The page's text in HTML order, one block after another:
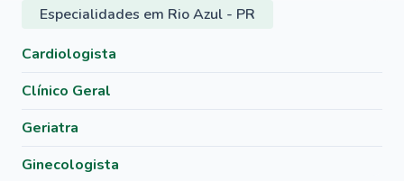
Especialidades em Rio Azul - PR
Cardiologista
Clínico Geral
Geriatra
Ginecologista